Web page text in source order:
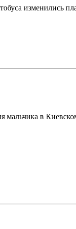
изменились
мальчика в